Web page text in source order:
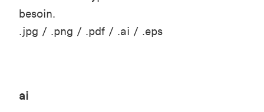
besoin.
.jpg / .png / .pdf / .ai / .eps
ai